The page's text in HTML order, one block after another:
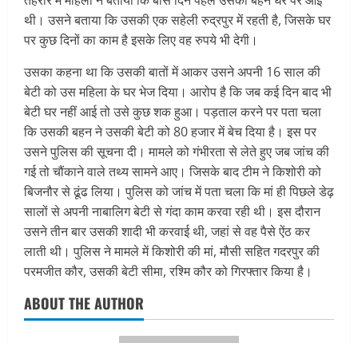
थी। उसने बताया कि उसकी एक सहेली रुद्रपुर में रहती है, जिसके घर
पर कुछ दिनों का काम है इसके लिए वह रुपये भी देगी।
उसका कहना था कि उसकी बातों में आकर उसने अपनी 16 साल की
बेटी को उस महिला के घर भेज दिया। आरोप है कि जब कई दिन बाद भी
बेटी घर नहीं आई तो उसे कुछ शक हुआ। पड़ताल करने पर पता चला
कि उसकी बहन ने उसकी बेटी को 80 हजार में बेच दिया है। इस पर
उसने पुलिस की सूचना दी। मामले को गंभीरता से लेते हुए जब जांच की
गई तो चौंकाने वाले तथ्य सामने आए। जिसके बाद टीम ने किशोरी को
बिजनौर से ढूंढ लिया। पुलिस को जांच में पता चला कि मां ही पिछले डेढ़
सालों से अपनी नाबालिग बेटी से गंदा काम करवा रही थी। इस दौरान
उसने तीन बार उसकी शादी भी करवाई थी, जहां से वह पैसे ऐंठ कर
लाती थी। पुलिस ने मामले में किशोरी की मां, मौसी सहित गदरपुर की
परमजीत कौर, उसकी बेटी सीमा, रश्मि कौर को गिरफ्तार किया है।
ABOUT THE AUTHOR